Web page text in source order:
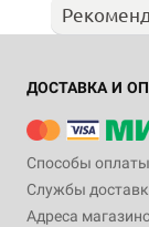
ДОСТАВКА И
Способы оплаты
Службы
Адреса